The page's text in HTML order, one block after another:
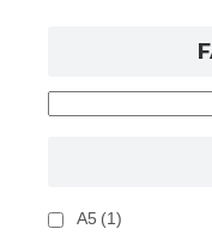
A5 (1)